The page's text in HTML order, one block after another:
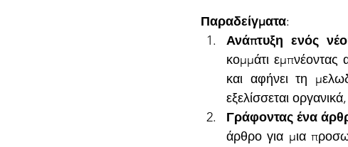
Παραδείγματα:
Ανάπτυξη ενός
κομμάτι εμπνέοντας
και αφήνει τη
εξελίσσεται
Γράφοντας ένα
άρθρο για μια